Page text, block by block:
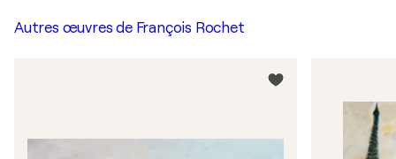
Autres œuvres de François Rochet